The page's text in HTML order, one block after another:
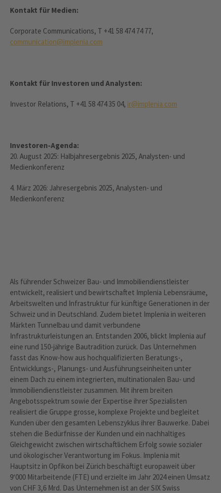
Kontakt für Medien:
Corporate Communications, T +41 58 474 74 77,
communication@implenia.com
Kontakt für Investoren und Analysten:
Investor Relations, T +41 58 474 35 04, ir@implenia.com
Investoren-Agenda:
20. August 2025: Halbjahresergebnis 2025, Analysten- und
Medienkonferenz
4. März 2026: Jahresergebnis 2025, Analysten- und
Medienkonferenz
Als führender Schweizer Bau- und Immobiliendienstleister
entwickelt, realisiert und bewirtschaftet Implenia Lebensräume,
Arbeitswelten und Infrastruktur für künftige Generationen in der
Schweiz und in Deutschland. Zudem bietet Implenia in weiteren
Märkten Tunnelbau und damit verbundene
Infrastrukturleistungen an. Entstanden 2006, blickt Implenia auf
eine rund 150-jährige Bautradition zurück. Das Unternehmen
fasst das Know-how aus hochqualifizierten Beratungs-,
Entwicklungs-, Planungs- und Ausführungseinheiten unter
einem Dach zu einem integrierten, multinationalen Bau- und
Immobiliendienstleister zusammen. Mit ihrem breiten
Angebotsspektrum sowie der Expertise ihrer Spezialisten
realisiert die Gruppe grosse, komplexe Projekte und begleitet
Kunden über den gesamten Lebenszyklus ihrer Bauwerke. Dabei
stehen die Bedürfnisse der Kunden und ein nachhaltiges
Gleichgewicht zwischen wirtschaftlichem Erfolg sowie sozialer
und ökologischer Verantwortung im Fokus. Implenia mit
Hauptsitz in Opfikon bei Zürich beschäftigt europaweit über
9‘000 Mitarbeitende (FTE) und erzielte im Jahr 2024 einen Umsatz
von CHF 3,6 Mrd. Das Unternehmen ist an der SIX Swiss